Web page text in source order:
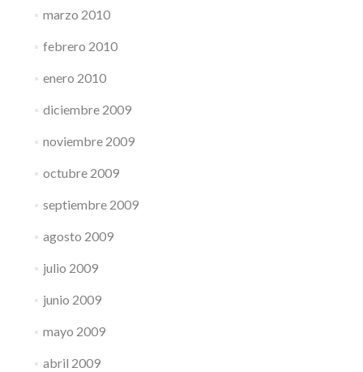
marzo 2010
febrero 2010
enero 2010
diciembre 2009
noviembre 2009
octubre 2009
septiembre 2009
agosto 2009
julio 2009
junio 2009
mayo 2009
abril 2009